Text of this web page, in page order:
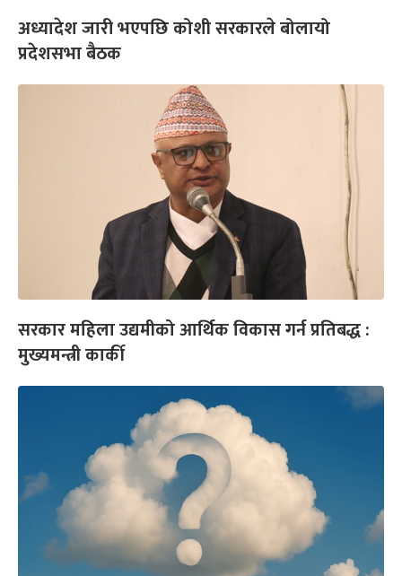
अध्यादेश जारी भएपछि कोशी सरकारले बोलायो
प्रदेशसभा बैठक
सरकार महिला उद्यमीको आर्थिक विकास गर्न प्रतिबद्ध :
मुख्यमन्त्री कार्की